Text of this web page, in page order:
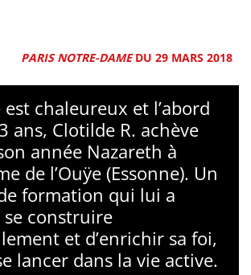
PARIS NOTRE-DAMEDU 29 MARS 2018
chaleureux et l’abord
ans, Clotilde R. achève
année Nazareth à
de l’Ouÿe (Essonne). Un
formation qui lui a
se construire
et d’enrichir sa foi,
lancer dans la vie active.